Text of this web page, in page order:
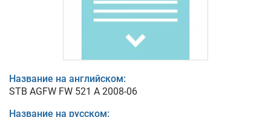
Название на английском:
STB AGFW FW 521 A 2008-06
Название на русском: